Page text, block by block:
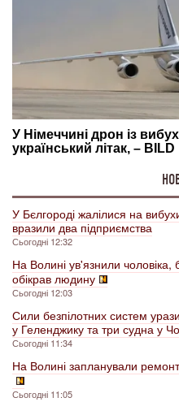
У Бєлгороді жалілися на
вразили два підприємства
Сьогодні 12:32
На Волині ув'язнили чоловіка,
обікрав людину
Сьогодні 12:03
Сили безпілотних систем
у Геленджику та три судна у
Сьогодні 11:34
На Волині запланували
Сьогодні 11:05